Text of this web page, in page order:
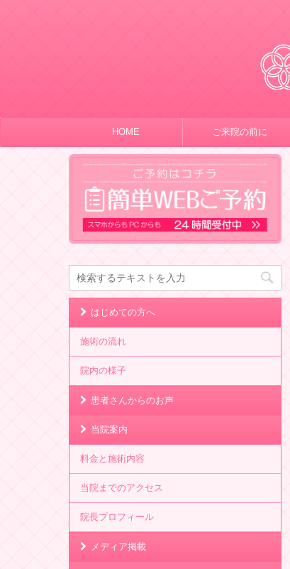
HOME ご来院の前に
はじめての方へ
施術の流れ
院内の様子
患者さんからのお声
当院案内
料金と施術内容
当院までのアクセス
院長プロフィール
メディア掲載